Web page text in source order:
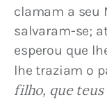
clamam a seu
salvaram-se;
esperou que
lhe traziam o
filho, que teus